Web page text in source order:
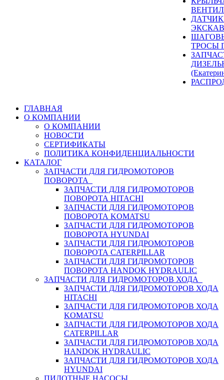
ТРОСЫ
ГЛАВНАЯ
О КОМПАНИИ
О КОМПАНИИ
НОВОСТИ
СЕРТИФИКАТЫ
ПОЛИТИКА КОНФИДЕНЦИАЛЬНОСТИ
КАТАЛОГ
ЗАПЧАСТИ ДЛЯ ГИДРОМОТОРОВ
ПОВОРОТА
ЗАПЧАСТИ ДЛЯ ГИДРОМОТОРОВ
ПОВОРОТА HITACHI
ЗАПЧАСТИ ДЛЯ ГИДРОМОТОРОВ
ПОВОРОТА KOMATSU
ЗАПЧАСТИ ДЛЯ ГИДРОМОТОРОВ
ПОВОРОТА HYUNDAI
ЗАПЧАСТИ ДЛЯ ГИДРОМОТОРОВ
ПОВОРОТА CATERPILLAR
ЗАПЧАСТИ ДЛЯ ГИДРОМОТОРОВ
ПОВОРОТА HANDOK HYDRAULIC
ЗАПЧАСТИ ДЛЯ ГИДРОМОТОРОВ ХОДА
ЗАПЧАСТИ ДЛЯ ГИДРОМОТОРОВ ХОДА
HITACHI
ЗАПЧАСТИ ДЛЯ ГИДРОМОТОРОВ ХОДА
KOMATSU
ЗАПЧАСТИ ДЛЯ ГИДРОМОТОРОВ ХОДА
CATERPILLAR
ЗАПЧАСТИ ДЛЯ ГИДРОМОТОРОВ ХОДА
HANDOK HYDRAULIC
ЗАПЧАСТИ ДЛЯ ГИДРОМОТОРОВ ХОДА
HYUNDAI
ПИЛОТНЫЕ НАСОСЫ